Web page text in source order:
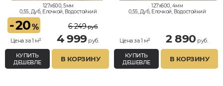
127x600, 5мм
0,55, Дуб, Елочкой, Водостойкий
-20%
Цена за 1 м²
6 249руб.
4 999руб.
КУПИТЬ
ДЕШЕВЛЕ
В КОРЗИНУ
127x600, 4мм
0,55, Дуб, Елочкой, Водостойкий
Цена за 1 м² 2 890 руб.
КУПИТЬ
ДЕШЕВЛЕ
В КОРЗИНУ